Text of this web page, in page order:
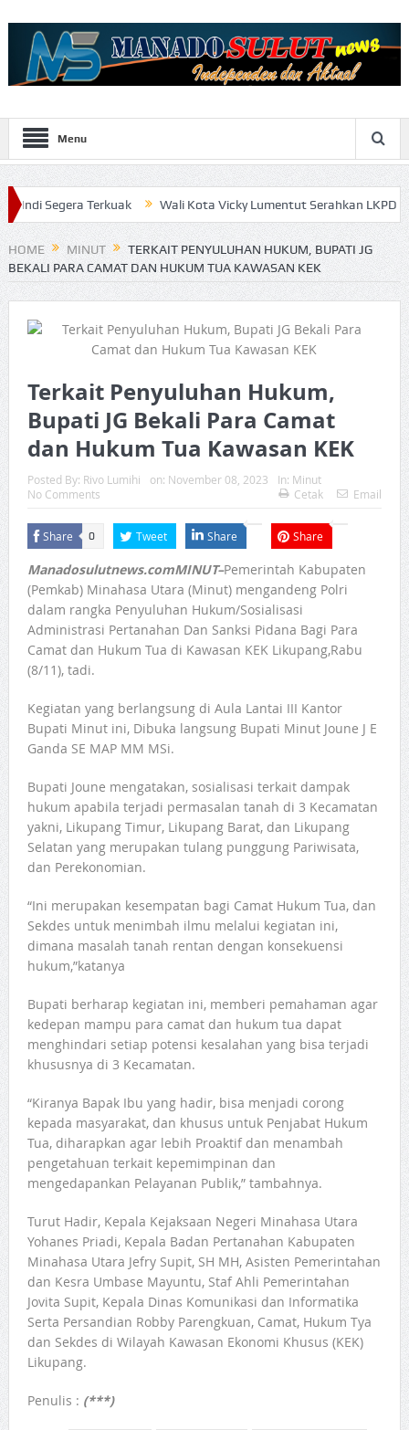
Menu
Terkuak Wali Kota Vicky Lumentut Serahkan LKPD 2019
HOME MINUT
TERKAIT PENYULUHAN HUKUM, BUPATI JG
BEKALI PARA CAMAT DAN HUKUM TUA KAWASAN KEK
Terkait Penyuluhan Hukum,
Bupati JG Bekali Para Camat
dan Hukum Tua Kawasan KEK
Posted By: Rivo Lumihi on: November 08, 2023 In: Minut
No Comments
Cetak Email
Share 0 Tweet Share Share
Manadosulutnews.comMINUT–Pemerintah Kabupaten
(Pemkab) Minahasa Utara (Minut) mengandeng Polri
dalam rangka Penyuluhan Hukum/Sosialisasi
Administrasi Pertanahan Dan Sanksi Pidana Bagi Para
Camat dan Hukum Tua di Kawasan KEK Likupang,Rabu
(8/11), tadi.
Kegiatan yang berlangsung di Aula Lantai III Kantor
Bupati Minut ini, Dibuka langsung Bupati Minut Joune J E
Ganda SE MAP MM MSi.
Bupati Joune mengatakan, sosialisasi terkait dampak
hukum apabila terjadi permasalan tanah di 3 Kecamatan
yakni, Likupang Timur, Likupang Barat, dan Likupang
Selatan yang merupakan tulang punggung Pariwisata,
dan Perekonomian.
“Ini merupakan kesempatan bagi Camat Hukum Tua, dan
Sekdes untuk menimbah ilmu melalui kegiatan ini,
dimana masalah tanah rentan dengan konsekuensi
hukum,”katanya
Bupati berharap kegiatan ini, memberi pemahaman agar
kedepan mampu para camat dan hukum tua dapat
menghindari setiap potensi kesalahan yang bisa terjadi
khususnya di 3 Kecamatan.
“Kiranya Bapak Ibu yang hadir, bisa menjadi corong
kepada masyarakat, dan khusus untuk Penjabat Hukum
Tua, diharapkan agar lebih Proaktif dan menambah
pengetahuan terkait kepemimpinan dan
mengedapankan Pelayanan Publik,” tambahnya.
Turut Hadir, Kepala Kejaksaan Negeri Minahasa Utara
Yohanes Priadi, Kepala Badan Pertanahan Kabupaten
Minahasa Utara Jefry Supit, SH MH, Asisten Pemerintahan
dan Kesra Umbase Mayuntu, Staf Ahli Pemerintahan
Jovita Supit, Kepala Dinas Komunikasi dan Informatika
Serta Persandian Robby Parengkuan, Camat, Hukum Tya
dan Sekdes di Wilayah Kawasan Ekonomi Khusus (KEK)
Likupang.
Penulis : (***)